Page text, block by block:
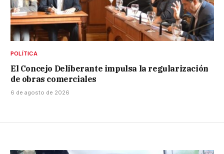
POLÍTICA
El Concejo Deliberante impulsa la regularización
de obras comerciales
6 de agosto de 2026